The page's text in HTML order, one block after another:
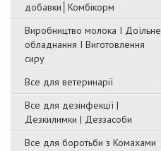
добавки│Комбікорм
Виробництво молока І Доїльне
обладнання І Виготовлення
сиру
Все для ветеринарії
Все для дезінфекції |
Дезкилимки | Деззасоби
Все для боротьби з Комахами